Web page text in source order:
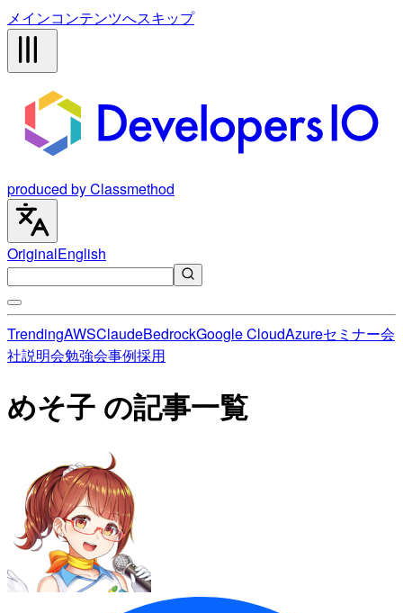
メインコンテンツへスキップ
produced by Classmethod
OriginalEnglish
TrendingAWSClaudeBedrockGoogle CloudAzureセミナー会
社説明会勉強会事例採用
めそ子 の記事一覧